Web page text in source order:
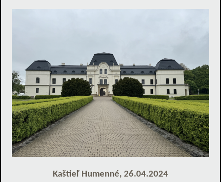
Kaštieľ Humenné, 26.04.2024